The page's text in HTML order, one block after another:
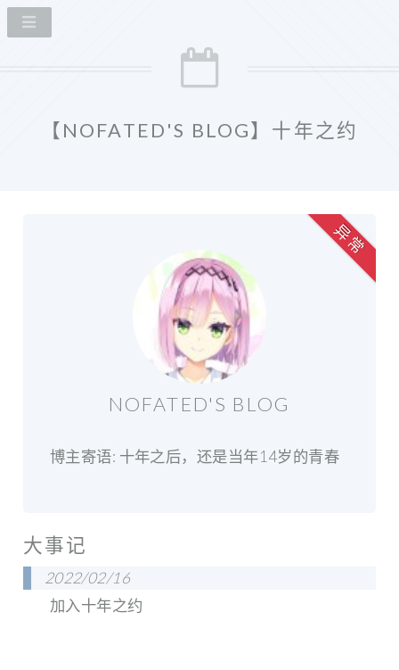
【NOFATED'S BLOG】十年之约
NOFATED'S BLOG
博主寄语: 十年之后，还是当年14岁的青春
异 常
大事记
2022/02/16
加入十年之约